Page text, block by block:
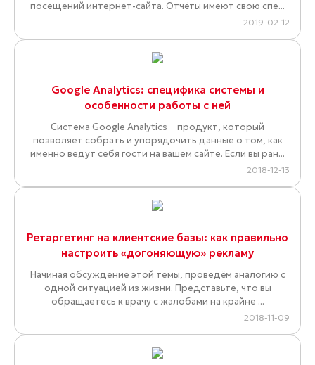
посещений интернет-сайта. Отчёты имеют свою спе...
2019-02-12
Google Analytics: специфика системы и
особенности работы с ней
Система Google Analytics − продукт, который
позволяет собрать и упорядочить данные о том, как
именно ведут себя гости на вашем сайте. Если вы ран...
2018-12-13
Ретаргетинг на клиентские базы: как правильно
настроить «догоняющую» рекламу
Начиная обсуждение этой темы, проведём аналогию с
одной ситуацией из жизни. Представьте, что вы
обращаетесь к врачу с жалобами на крайне ...
2018-11-09